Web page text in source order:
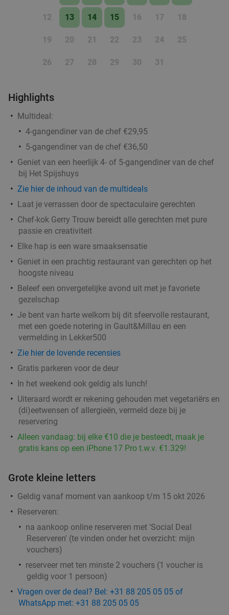
12 13 14 15 16 17 18
19 20 21 22 23 24 25
26 27 28 29 30 31
Highlights
Multideal:
4-gangendiner van de chef €29,95
5-gangendiner van de chef €36,50
Geniet van een heerlijk 4- of 5-gangendiner van de chef
bij Het Spijshuys
Zie hier de inhoud van de multideals
Laat je verrassen door de spectaculaire gerechten
Chef-kok Gerry Trouw bereidt alle gerechten met pure
passie en creativiteit
Elke hap is een ware smaaksensatie
Geniet in een prachtig restaurant van gerechten op het
hoogste niveau
Beleef een onvergetelijke avond uit met je favoriete
gezelschap
Je bent van harte welkom bij dit sfeervolle restaurant,
met een goede notering in Gault&Millau en een
vermelding in Lekker500
Zie hier de lovende recensies
Gratis parkeren voor de deur
In het weekend ook geldig als lunch!
Uiteraard wordt er rekening gehouden met vegetariërs en
(di)eetwensen of allergieën, vermeld deze bij je
reservering
Alleen vandaag: bij elke €10 die je besteedt, maak je
gratis kans op een iPhone 17 Pro t.w.v. €1.329!
Grote kleine letters
Geldig vanaf moment van aankoop t/m 15 okt 2026
Reserveren:
na aankoop online reserveren met 'Social Deal
Reserveren' (te vinden onder het overzicht: mijn
vouchers)
reserveer met ten minste 2 vouchers (1 voucher is
geldig voor 1 persoon)
Vragen over de deal? Bel: +31 88 205 05 05 of
WhatsApp met: +31 88 205 05 05